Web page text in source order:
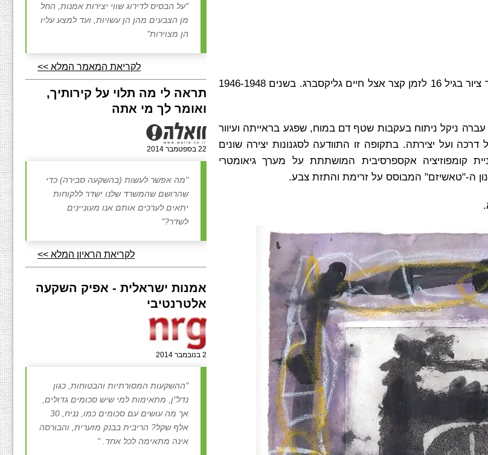
לאה ניקל עלתה לארץ בשנת 1920 וגדלה בתל אביב. היא החלה ללמוד ציור בגיל 16 לזמן קצר אצל חיים גליקסברג. בשנים 1946-1948
1950 נסעה לגור בפריז, שם נשארה עד שנת 1961. בשנת 1957, עברה ניקל ניתוח בעקבות שטף דם במוח, שפגע בראייתה ועיוור
ועל יצירתה. בתקופה זו התוודעה לסגנונות יצירה שונים
קומפוזיציה אקספרסיבית המושתתת על מערך גיאומטרי
ה-"טאשיזם" המבוסס על זרימת והתזת צבע.
"על הבסיס לדירוג שווי יצירות אמנות, החל
מן הצבעים מהן הן עשויות, ועד למצע עליו
הן מצוירות"
לקריאת המאמר המלא >>
תראה לי מה תלוי על קירותיך,
ואומר לך מי אתה
22 בספטמבר 2014
"מה אפשר לעשות (בהשקעה סבירה) כדי
שהרושם שהמשרד שלנו ישדר ללקוחות
יתאים לערכים אותם אנו מעוניינים
לשדר?"
לקריאת הראיון המלא >>
אמנות ישראלית - אפיק השקעה
אלטרנטיבי
2 בנובמבר 2014
"ההשקעות המסורתיות והבטוחות, כגון
נדל"ן, מתאימות למי שיש סכומים גדולים,
אך מה עושים עם סכומים כמו, נניח, 30
אלף שקל? הריבית בבנק מזערית, והבורסה
אינה מתאימה לכל אחד. "